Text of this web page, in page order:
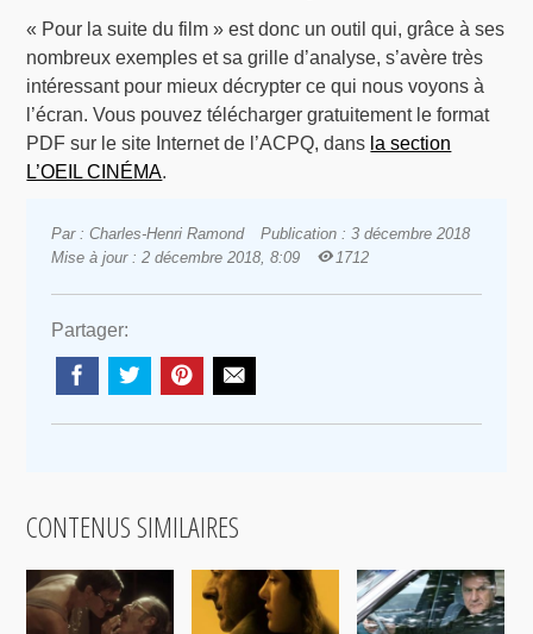
« Pour la suite du film » est donc un outil qui, grâce à ses
nombreux exemples et sa grille d’analyse, s’avère très
intéressant pour mieux décrypter ce qui nous voyons à
l’écran. Vous pouvez télécharger gratuitement le format
PDF sur le site Internet de l’ACPQ, dans la section
L’OEIL CINÉMA.
Par : Charles-Henri Ramond
Publication : 3 décembre 2018
Mise à jour : 2 décembre 2018, 8:09
1712
Partager:
CONTENUS SIMILAIRES